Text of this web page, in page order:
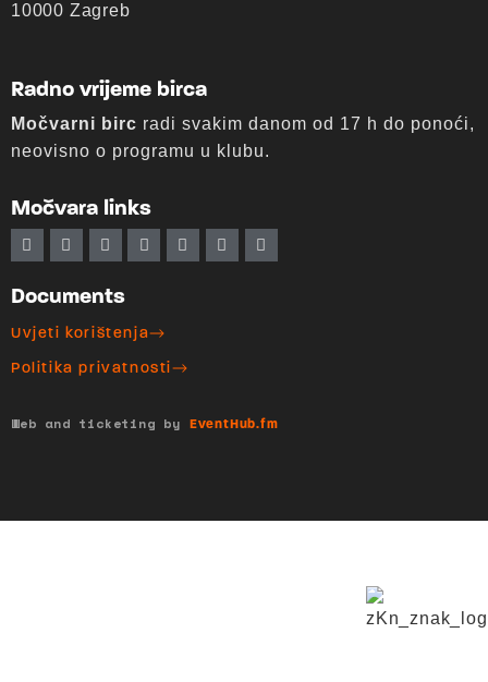
10000 Zagreb
Radno vrijeme birca
Močvarni birc radi svakim danom od 17 h do ponoći,
neovisno o programu u klubu.
Močvara links
Documents
Uvjeti korištenja
Politika privatnosti
Web and ticketing by EventHub.fm